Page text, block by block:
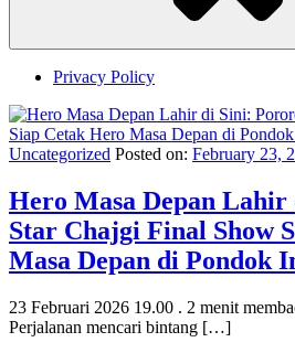
Privacy Policy
Uncategorized Posted on: February 23,
Hero Masa Depan
Star Chajgi Final Show
Masa Depan di Pondok
23 Februari 2026 19.00 . 2 menit
Perjalanan mencari bintang […]